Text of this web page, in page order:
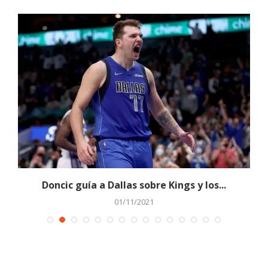
Doncic guía a Dallas sobre Kings y los...
01/11/2021